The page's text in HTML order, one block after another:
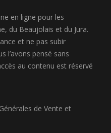
en ligne pour les
du Beaujolais et du Jura.
et ne pas subir
l’avons pensé sans
au contenu est réservé
de Vente et